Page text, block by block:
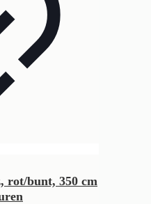
rot/bunt, 350 cm